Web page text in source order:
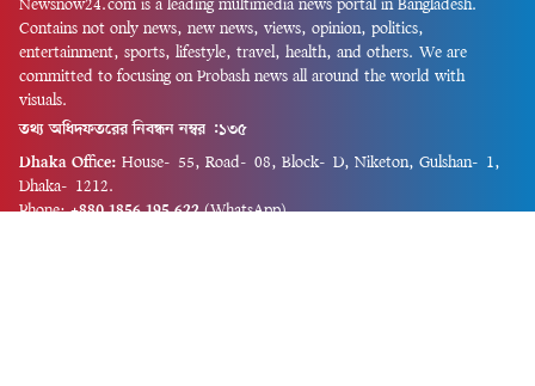
Newsnow24.com is a leading multimedia news portal in Bangladesh.
Contains not only news, new news, views, opinion, politics,
entertainment, sports, lifestyle, travel, health, and others. We are
committed to focusing on Probash news all around the world with
visuals.
তথ্য অধিদফতরের নিবন্ধন নম্বর :১৩৫
Dhaka Office: House-55, Road-08, Block-D, Niketon, Gulshan-1,
Dhaka-1212.
Phone: +880 1856 195 622 (WhatsApp)